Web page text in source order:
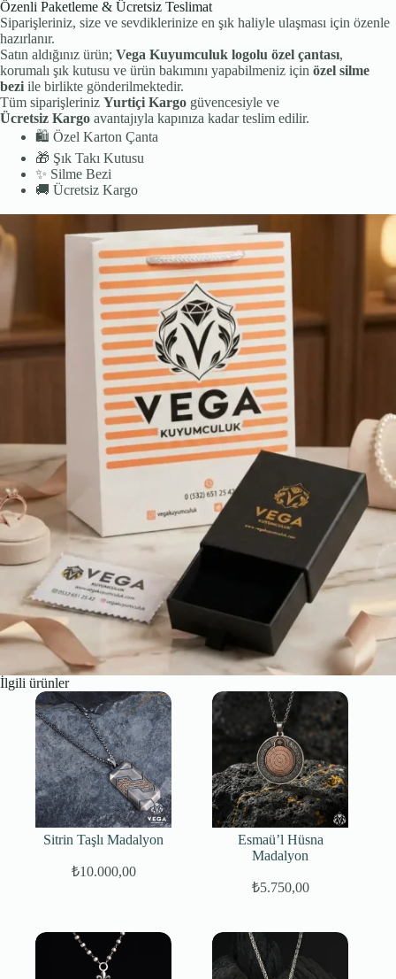
Özenli Paketleme & Ücretsiz Teslimat
Siparişleriniz, size ve sevdiklerinize en şık haliyle ulaşması için özenle
hazırlanır.
Satın aldığınız ürün; Vega Kuyumculuk logolu özel çantası,
korumalı şık kutusu ve ürün bakımını yapabilmeniz için özel silme
bezi ile birlikte gönderilmektedir.
Tüm siparişleriniz Yurtiçi Kargo güvencesiyle ve
Ücretsiz Kargo avantajıyla kapınıza kadar teslim edilir.
🛍️ Özel Karton Çanta
🎁 Şık Takı Kutusu
✨ Silme Bezi
🚚 Ücretsiz Kargo
İlgili ürünler
Sitrin Taşlı Madalyon
₺10.000,00
Esmaü’l Hüsna
Madalyon
Orijinal
₺5.750,00
Şu
₺5.750,00.